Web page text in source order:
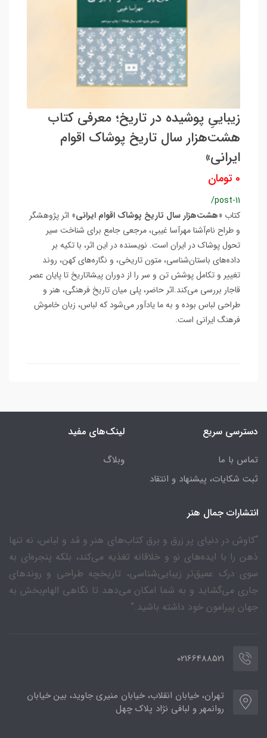
زیباییِ پوشیده در تاریخ؛ معرفی کتاب
هشت‌هزار سال تاریخ پوشاک اقوام
ایرانی»
0 تومان
/post-11
کتاب «هشت‌هزار سال تاریخ پوشاک اقوام ایرانی» اثر پژوهشگر
و طراح نام‌آشنا مهرآسا غیبی، مرجعی جامع برای شناخت سیر
تحول پوشاک در ایران است. نویسنده در این اثر، با تکیه بر
داده‌های باستان‌شناسی، متون تاریخی، و نگاره‌های کهن، روند
تغییر و تکامل پوشش تن و سر را از دوران پیشاتاریخ تا پایان عصر
قاجار بررسی می‌کند.اثر حاضر، پلی میان تاریخ فرهنگی، هنر و
طراحی لباس بوده و به ما یادآور می‌شود که لباس، زبان خاموش
فرهنگ ایرانی است.
دسترسی سریع
تماس با ما
ثبت شکایات، پیشنهاد و انتقاد
لینک‌های مفید
وبلاگ
انتشارات جمال هنر
“کاوش در دنیای پر زرق و برق کتاب‌های هنر و مُد و لباس، نه تنها
ذهن را با ایده‌های نو و خلاقانه تغذیه می‌کند، بلکه پنجره‌ای به
سوی درک عمیق‌تر زیبایی‌شناسی، تاریخچه طراحی و روندهای
جاری می‌گشاید و به شما امکان می‌دهد تا نگاهی الهام‌بخش به
جهان پیرامون خود داشته باشید.”
02166488521
تهران، خیابان انقلاب، خیابان منیری جاوید، بین خیابان
روانمهر و لبافی نژاد پلاک چهل